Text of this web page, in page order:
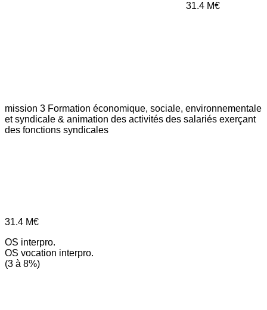
31.4 M€
mission 3 Formation économique, sociale, environnementale
et syndicale & animation des activités des salariés exerçant
des fonctions syndicales
31.4 M€
OS interpro.
OS vocation interpro.
(3 à 8%)